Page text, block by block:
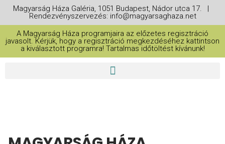
Magyarság Háza Galéria, 1051 Budapest, Nádor utca 17. |
Rendezvényszervezés: info@magyarsaghaza.net
A Magyarság Háza programjaira az előzetes regisztráció
javasolt. Kérjük, hogy a regisztráció megkezdéséhez kattintson
a kiválasztott programra! Tartalmas időtöltést kívánunk!